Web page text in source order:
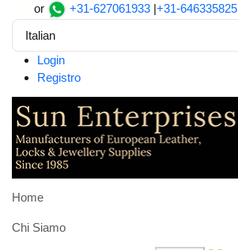
or +31-627061933 |+31-646335825
Italian
Login
Registro
Home
Chi Siamo